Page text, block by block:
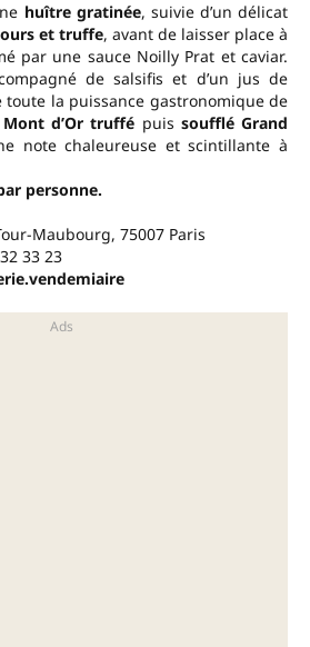
huître gratinée, suivie d’un délicat
et truffe, avant de laisser place à
par une sauce Noilly Prat et caviar.
de salsifis et d’un jus de
la puissance gastronomique de
Mont d’Or truffé puis soufflé Grand
note chaleureuse et scintillante à
personne.
Maubourg, 75007 Paris
33 23